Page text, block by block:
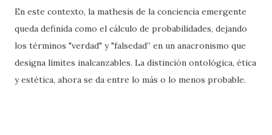
En este contexto, la mathesis de la conciencia emergente
queda definida como el cálculo de probabilidades, dejando
los términos "verdad" y "falsedad” en un anacronismo que
designa límites inalcanzables. La distinción ontológica, ética
y estética, ahora se da entre lo más o lo menos probable.